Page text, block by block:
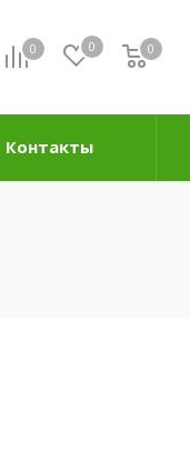
0 0 0
0
Контакты